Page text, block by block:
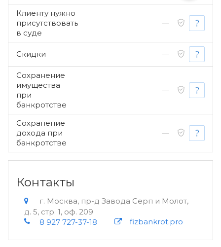
Клиенту нужно
присутствовать
в суде
—
Скидки —
Сохранение
имущества
при
банкротстве
—
Сохранение
дохода при
банкротстве
—
Контакты
г. Москва, пр-д Завода Серп и Молот,
д. 5, стр. 1, оф. 209
8 927 727-37-18
fizbankrot.pro